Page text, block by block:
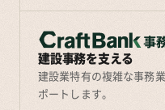
建設事務を支える
建設業特有の複雑な事務
ポートします。